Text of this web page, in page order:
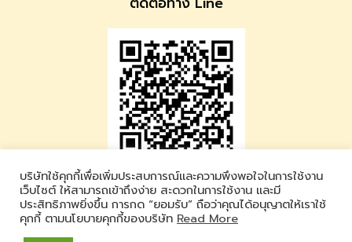
บริษัทใช้คุกกี้เพื่อเพิ่มประสบการณ์และความพึงพอใจในการใช้งาน
เว็บไซต์ ให้สามารถเข้าถึงง่าย สะดวกในการใช้งาน และมี
ประสิทธิภาพยิ่งขึ้น การกด “ยอมรับ” ถือว่าคุณได้อนุญาตให้เราใช้
คุกกี้ ตามนโยบายคุกกี้ของบริษัท Read More
Vinito Travel
LINE ID : @vinitotravel